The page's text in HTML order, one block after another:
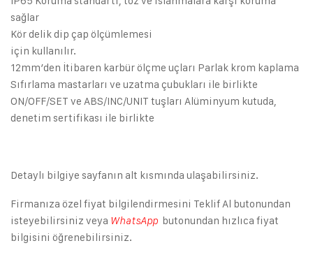
sağlar
Kör delik dip çap ölçümlemesi
için kullanılır.
12mm’den İtibaren karbür ölçme uçları Parlak krom kaplama
Sıfırlama mastarları ve uzatma çubukları ile birlikte
ON/OFF/SET ve ABS/INC/UNIT tuşları Alüminyum kutuda,
denetim sertifikası ile birlikte
Detaylı bilgiye sayfanın alt kısmında ulaşabilirsiniz.
Firmanıza özel fiyat bilgilendirmesini Teklif Al butonundan
isteyebilirsiniz veya WhatsApp butonundan hızlıca fiyat
bilgisini öğrenebilirsiniz.